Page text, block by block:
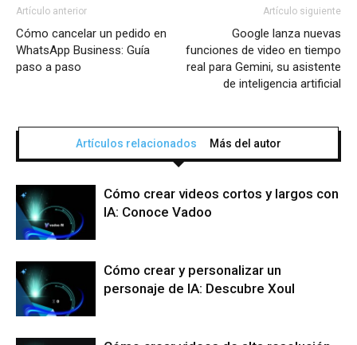
Artículo anterior
Cómo cancelar un pedido en
WhatsApp Business: Guía
paso a paso
Artículo siguiente
Google lanza nuevas
funciones de video en tiempo
real para Gemini, su asistente
de inteligencia artificial
Artículos relacionados Más del autor
Cómo crear videos cortos y largos con
IA: Conoce Vadoo
Cómo crear y personalizar un
personaje de IA: Descubre Xoul